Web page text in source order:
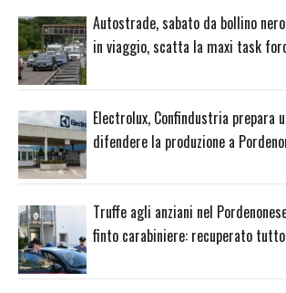
Autostrade, sabato da bollino
in viaggio, scatta la maxi task
Electrolux, Confindustria prepara
difendere la produzione a
Truffe agli anziani nel
finto carabiniere: recuperato